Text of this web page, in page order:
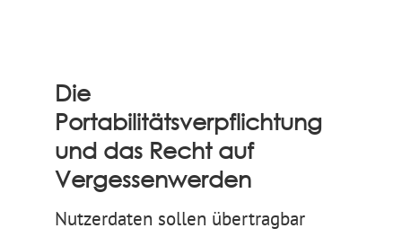
Die
Portabilitätsverpflichtung
und das Recht auf
Vergessenwerden
Nutzerdaten sollen übertragbar